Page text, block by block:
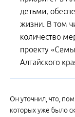
детьми,
жизни. В том
количество
проекту
Алтайского
Он уточнил, что,
которых уже было